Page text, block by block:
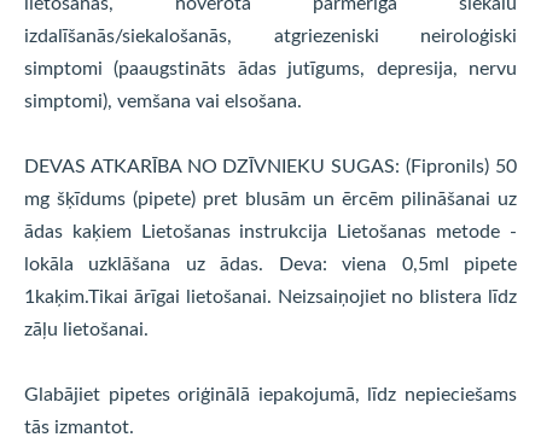
izdalīšanās/siekalošanās, atgriezeniski neiroloģiski
simptomi (paaugstināts ādas jutīgums, depresija, nervu
simptomi), vemšana vai elsošana.
DEVAS ATKARĪBA NO DZĪVNIEKU SUGAS: (Fipronils) 50
mg šķīdums (pipete) pret blusām un ērcēm pilināšanai uz
ādas kaķiem Lietošanas instrukcija Lietošanas metode -
lokāla uzklāšana uz ādas. Deva: viena 0,5ml pipete
1kaķim.Tikai ārīgai lietošanai. Neizsaiņojiet no blistera līdz
zāļu lietošanai.
Glabājiet pipetes oriģinālā iepakojumā, līdz nepieciešams
tās izmantot.